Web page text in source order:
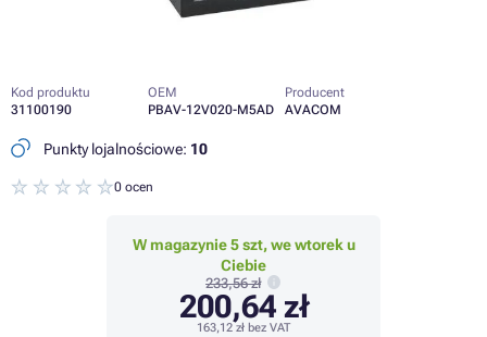
Kod produktu
31100190
OEM
PBAV-12V020-M5AD
Producent
AVACOM
Punkty lojalnościowe: 10
0 ocen
W magazynie 5 szt, we wtorek u
Ciebie
233,56 zł
200,64 zł
163,12 zł bez VAT